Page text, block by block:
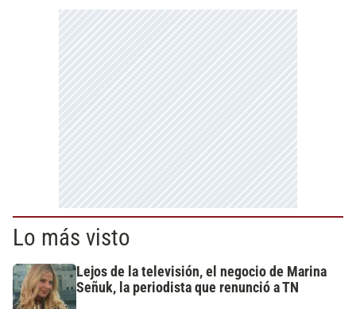
Lo más visto
Lejos de la televisión, el negocio de Marina
Señuk, la periodista que renunció a TN